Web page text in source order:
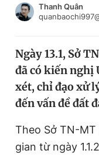
Chào ngày mới
Video
Sản phẩm khác
Tiện ích
Đăng xuất
Thanh Quân
Ngày 13.1, Sở
đã có kiến
xét, chỉ đạo xử
đến vấn đề đất
Theo Sở TN-MT
gian từ ngày